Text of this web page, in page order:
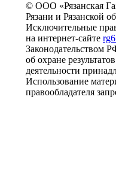
© ООО «Рязанская
Рязани и Рязанской
Исключительные
на интернет-сайте
Законодательством
об охране
деятельности
Использование
правообладателя